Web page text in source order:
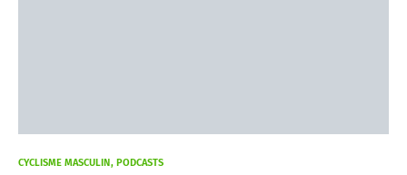
CYCLISME MASCULIN PODCASTS